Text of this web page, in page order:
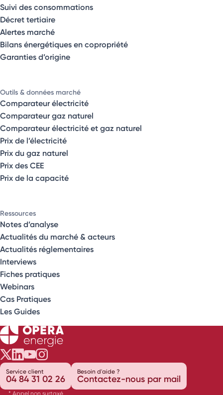
Suivi des consommations
Décret tertiaire
Alertes marché
Bilans énergétiques en copropriété
Garanties d’origine
Outils & données marché
Comparateur électricité
Comparateur gaz naturel
Comparateur électricité et gaz naturel
Prix de l’électricité
Prix du gaz naturel
Prix des CEE
Prix de la capacité
Ressources
Notes d’analyse
Actualités du marché & acteurs
Actualités réglementaires
Interviews
Fiches pratiques
Webinars
Cas Pratiques
Les Guides
Opéra Énergie sur Twitter
Opéra Énergie sur LinkedIn
Opéra Énergie sur Youtube
Opéra Énergie sur Instagram
Service client
04 84 31 02 26
* Appel non surtaxé
Besoin d'aide ?
Contactez-nous par mail